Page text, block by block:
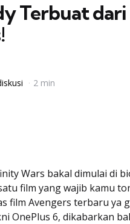
Terbuat
2 min
Wars bakal dimulai di
film yang wajib kamu
film Avengers terbaru ya
OnePlus 6, dikabarkan